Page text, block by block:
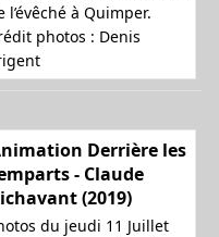
l’évêché à Quimper.
photos : Denis
Derrière les
- Claude
(2019)
du jeudi 11 Juillet